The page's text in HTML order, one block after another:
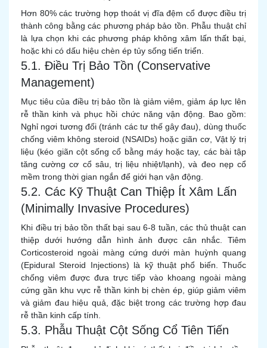
Hơn 80% các trường hợp thoát vị đĩa đệm cổ được điều trị
thành công bằng các phương pháp bảo tồn. Phẫu thuật chỉ
là lựa chọn khi các phương pháp không xâm lấn thất bại,
hoặc khi có dấu hiệu chèn ép tủy sống tiến triển.
5.1. Điều Trị Bảo Tồn (Conservative
Management)
Mục tiêu của điều trị bảo tồn là giảm viêm, giảm áp lực lên
rễ thần kinh và phục hồi chức năng vận động. Bao gồm:
Nghỉ ngơi tương đối (tránh các tư thế gây đau), dùng thuốc
chống viêm không steroid (NSAIDs) hoặc giãn cơ, Vật lý trị
liệu (kéo giãn cột sống cổ bằng máy hoặc tay, các bài tập
tăng cường cơ cổ sâu, trị liệu nhiệt/lạnh), và đeo nẹp cổ
mềm trong thời gian ngắn để giới hạn vận động.
5.2. Các Kỹ Thuật Can Thiệp Ít Xâm Lấn
(Minimally Invasive Procedures)
Khi điều trị bảo tồn thất bại sau 6-8 tuần, các thủ thuật can
thiệp dưới hướng dẫn hình ảnh được cân nhắc. Tiêm
Corticosteroid ngoài màng cứng dưới màn huỳnh quang
(Epidural Steroid Injections) là kỹ thuật phổ biến. Thuốc
chống viêm được đưa trực tiếp vào khoang ngoài màng
cứng gần khu vực rễ thần kinh bị chèn ép, giúp giảm viêm
và giảm đau hiệu quả, đặc biệt trong các trường hợp đau
rễ thần kinh cấp tính.
5.3. Phẫu Thuật Cột Sống Cổ Tiên Tiến